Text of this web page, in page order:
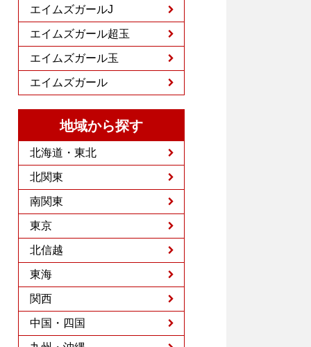
エイムズガールJ
エイムズガール超玉
エイムズガール玉
エイムズガール
地域から探す
北海道・東北
北関東
南関東
東京
北信越
東海
関西
中国・四国